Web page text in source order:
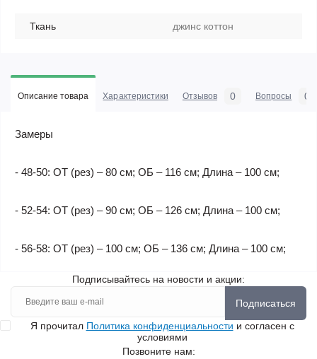
Ткань джинс коттон
Описание товара Характеристики Отзывов 0 Вопросы 0
Замеры
- 48-50: ОТ (рез) – 80 см; ОБ – 116 см; Длина – 100 см;
- 52-54: ОТ (рез) – 90 см; ОБ – 126 см; Длина – 100 см;
- 56-58: ОТ (рез) – 100 см; ОБ – 136 см; Длина – 100 см;
Подписывайтесь на новости и акции:
Подписаться
Я прочитал Политика конфиденциальности и согласен с
условиями
Позвоните нам: